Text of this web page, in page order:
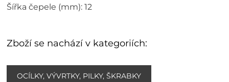
Šířka čepele (mm): 12
Zboží se nachází v kategoriích:
OCÍLKY, VÝVRTKY, PILKY, ŠKRABKY